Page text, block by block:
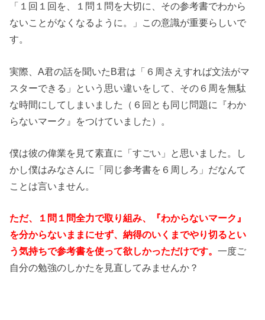
「１回１回を、１問１問を大切に、その参考書でわから
ないことがなくなるように。」この意識が重要らしいで
す。
実際、A君の話を聞いたB君は「６周さえすれば文法がマ
スターできる」という思い違いをして、その６周を無駄
な時間にしてしまいました（６回とも同じ問題に『わか
らないマーク』をつけていました）。
僕は彼の偉業を見て素直に「すごい」と思いました。し
かし僕はみなさんに「同じ参考書を６周しろ」だなんて
ことは言いません。
ただ、１問１問全力で取り組み、『わからないマーク』
を分からないままにせず、納得のいくまでやり切るとい
う気持ちで参考書を使って欲しかっただけです。一度ご
自分の勉強のしかたを見直してみませんか？